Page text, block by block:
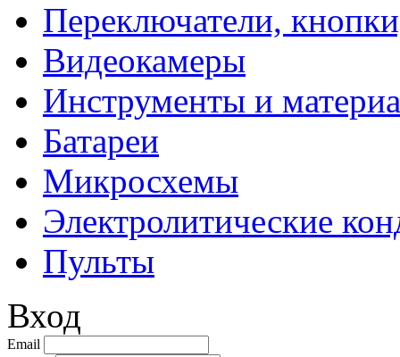
Переключатели,
Видеокамеры
Инструменты и
Батареи
Микросхемы
Электролитические
Пульты
Вход
Email